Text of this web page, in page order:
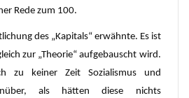
Rede zum 100.
des „Kapitals“ erwähnte. Es ist
zur „Theorie“ aufgebauscht wird.
zu keiner Zeit Sozialismus und
als hätten diese nichts